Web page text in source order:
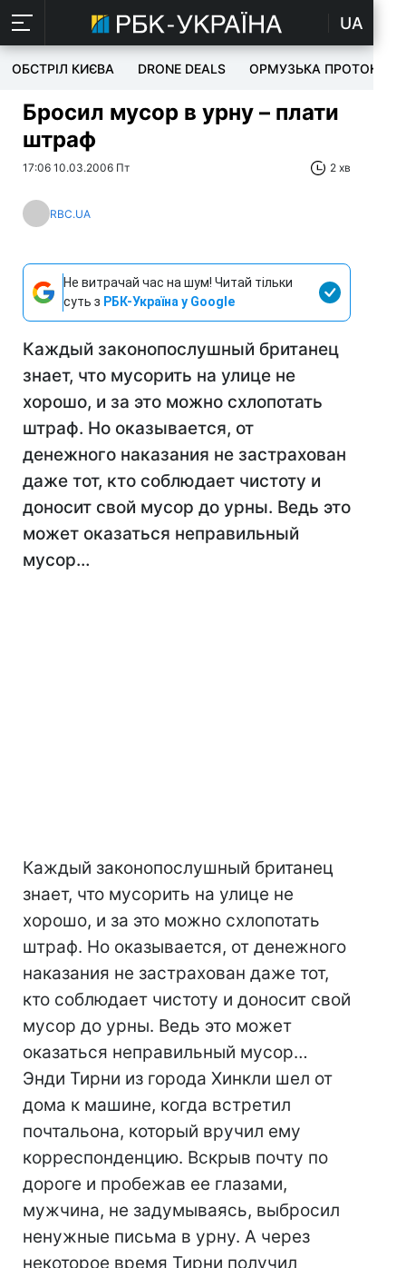
UA
ОБСТРІЛ КИЄВА DRONE DEALS ОРМУЗЬКА ПРОТОКА
Бросил мусор в урну – плати
штраф
17:06 10.03.2006 Пт 2 хв
RBC.UA
Не витрачай час на шум! Читай тільки
суть з РБК-Україна у Google
Каждый законопослушный британец
знает, что мусорить на улице не
хорошо, и за это можно схлопотать
штраф. Но оказывается, от
денежного наказания не застрахован
даже тот, кто соблюдает чистоту и
доносит свой мусор до урны. Ведь это
может оказаться неправильный
мусор…
Каждый законопослушный британец
знает, что мусорить на улице не
хорошо, и за это можно схлопотать
штраф. Но оказывается, от денежного
наказания не застрахован даже тот,
кто соблюдает чистоту и доносит свой
мусор до урны. Ведь это может
оказаться неправильный мусор…
Энди Тирни из города Хинкли шел от
дома к машине, когда встретил
почтальона, который вручил ему
корреспонденцию. Вскрыв почту по
дороге и пробежав ее глазами,
мужчина, не задумываясь, выбросил
ненужные письма в урну. А через
некоторое время Тирни получил